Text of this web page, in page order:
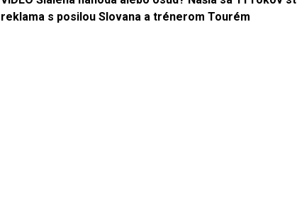
reklama s posilou Slovana a trénerom Tourém